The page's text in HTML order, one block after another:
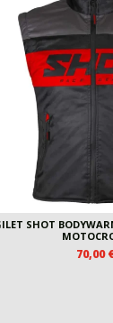
SHOT
70,00